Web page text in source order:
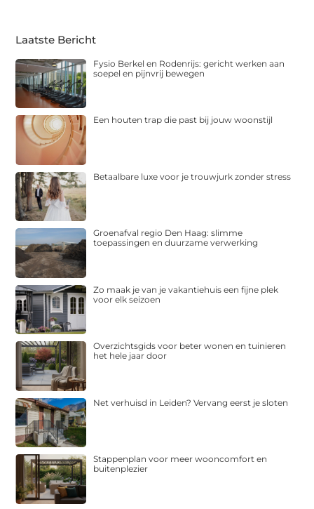
Laatste Bericht
Fysio Berkel en Rodenrijs: gericht werken aan
soepel en pijnvrij bewegen
Een houten trap die past bij jouw woonstijl
Betaalbare luxe voor je trouwjurk zonder stress
Groenafval regio Den Haag: slimme
toepassingen en duurzame verwerking
Zo maak je van je vakantiehuis een fijne plek
voor elk seizoen
Overzichtsgids voor beter wonen en tuinieren
het hele jaar door
Net verhuisd in Leiden? Vervang eerst je sloten
Stappenplan voor meer wooncomfort en
buitenplezier